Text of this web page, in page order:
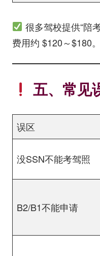
很多驾校提供“陪
费用约 $120～$180。
五、常见
误区
没SSN不能考驾照
B2/B1不能申请